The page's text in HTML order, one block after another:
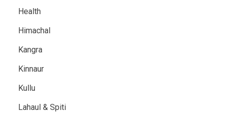
Health
Himachal
Kangra
Kinnaur
Kullu
Lahaul & Spiti